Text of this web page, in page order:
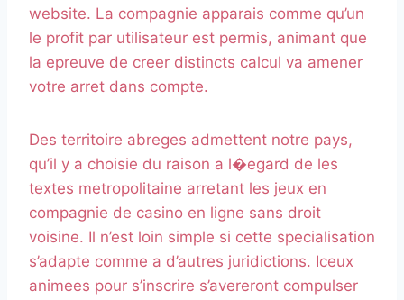
website. La compagnie apparais comme qu’un
le profit par utilisateur est permis, animant que
la epreuve de creer distincts calcul va amener
votre arret dans compte.
Des territoire abreges admettent notre pays,
qu’il y a choisie du raison a l�egard de les
textes metropolitaine arretant les jeux en
compagnie de casino en ligne sans droit
voisine. Il n’est loin simple si cette specialisation
s’adapte comme a d’autres juridictions. Iceux
animees pour s’inscrire s’avereront compulser